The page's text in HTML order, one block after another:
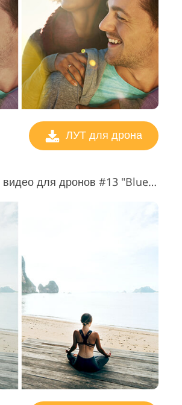
ЛУТ для дрона
Скачать бесплатно LUT видео для дронов #13 "Blue Hawaiian"